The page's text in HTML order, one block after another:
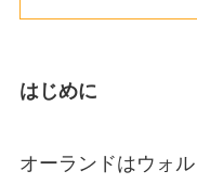
はじめに
オーランドはウォ